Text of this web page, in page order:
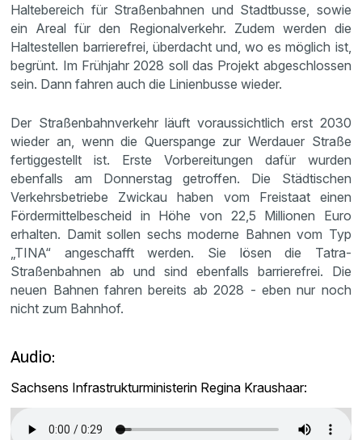
Haltebereich für Straßenbahnen und Stadtbusse, sowie
ein Areal für den Regionalverkehr. Zudem werden die
Haltestellen barrierefrei, überdacht und, wo es möglich ist,
begrünt. Im Frühjahr 2028 soll das Projekt abgeschlossen
sein. Dann fahren auch die Linienbusse wieder.
Der Straßenbahnverkehr läuft voraussichtlich erst 2030
wieder an, wenn die Querspange zur Werdauer Straße
fertiggestellt ist. Erste Vorbereitungen dafür wurden
ebenfalls am Donnerstag getroffen. Die Städtischen
Verkehrsbetriebe Zwickau haben vom Freistaat einen
Fördermittelbescheid in Höhe von 22,5 Millionen Euro
erhalten. Damit sollen sechs moderne Bahnen vom Typ
„TINA“ angeschafft werden. Sie lösen die Tatra-
Straßenbahnen ab und sind ebenfalls barrierefrei. Die
neuen Bahnen fahren bereits ab 2028 - eben nur noch
nicht zum Bahnhof.
Audio:
Sachsens Infrastrukturministerin Regina Kraushaar: